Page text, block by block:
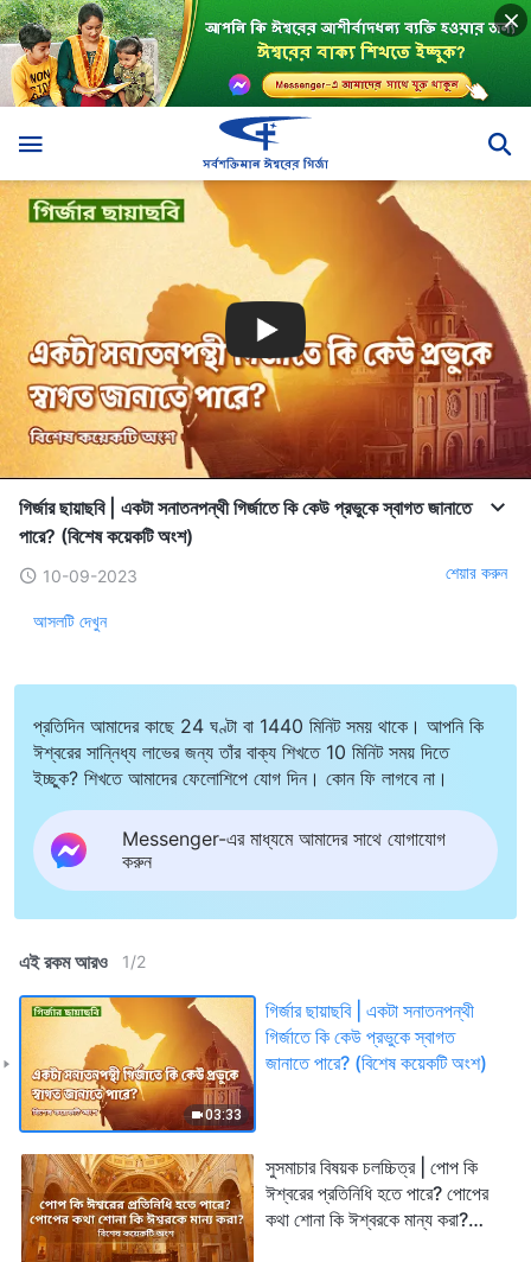
গির্জার ছায়াছবি | একটা সনাতনপন্থী গির্জাতে কি কেউ প্রভুকে স্বাগত জানাতে
পারে? (বিশেষ কয়েকটি অংশ)
10-09-2023 শেয়ার করুন
আসলটি দেখুন
প্রতিদিন আমাদের কাছে 24 ঘণ্টা বা 1440 মিনিট সময় থাকে। আপনি কি
ঈশ্বরের সান্নিধ্য লাভের জন্য তাঁর বাক্য শিখতে 10 মিনিট সময় দিতে
ইচ্ছুক? শিখতে আমাদের ফেলোশিপে যোগ দিন। কোন ফি লাগবে না।
Messenger-এর মাধ্যমে আমাদের সাথে যোগাযোগ
করুন
এই রকম আরও 1/2
03:33
গির্জার ছায়াছবি | একটা সনাতনপন্থী
গির্জাতে কি কেউ প্রভুকে স্বাগত
জানাতে পারে? (বিশেষ কয়েকটি অংশ)
সুসমাচার বিষয়ক চলচ্চিত্র | পোপ কি
ঈশ্বরের প্রতিনিধি হতে পারে? পোপের
কথা শোনা কি ঈশ্বরকে মান্য করা?